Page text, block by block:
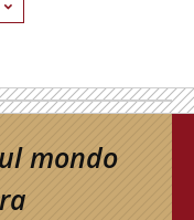
mondo